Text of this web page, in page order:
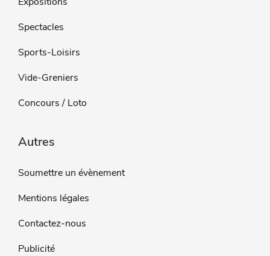
Spectacles
Sports-Loisirs
Vide-Greniers
Concours / Loto
Autres
Soumettre un évènement
Mentions légales
Contactez-nous
Publicité